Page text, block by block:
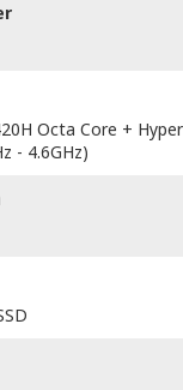
Octa Core +
- 4.6GHz)